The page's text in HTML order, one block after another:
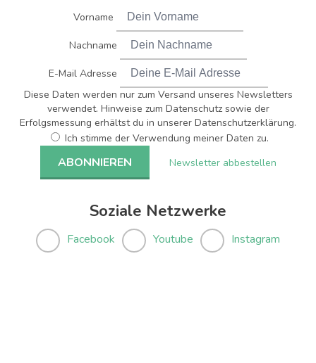
Vorname
Nachname
E-Mail Adresse
Diese Daten werden nur zum Versand unseres Newsletters
verwendet. Hinweise zum Datenschutz sowie der
Erfolgsmessung erhältst du in unserer Datenschutzerklärung.
Ich stimme der Verwendung meiner Daten zu.
Newsletter abbestellen
Soziale Netzwerke
Facebook Youtube Instagram